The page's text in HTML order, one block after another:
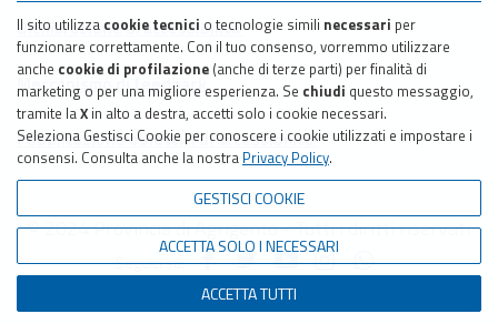
Il sito utilizza cookie tecnici o tecnologie simili necessari per
funzionare correttamente. Con il tuo consenso, vorremmo utilizzare
anche cookie di profilazione (anche di terze parti) per finalità di
marketing o per una migliore esperienza. Se chiudi questo messaggio,
tramite laX in alto a destra, accetti solo i cookie necessari.
Seleziona Gestisci Cookie per conoscere i cookie utilizzati e impostare i
consensi. Consulta anche la nostra Privacy Policy.
GESTISCI COOKIE
ACCETTA SOLO I NECESSARI
ACCETTA TUTTI
Dichiarazione di accessibilita'
Meccanismo di feedback
Pubblicazione obiettivi di accessibilita'
© 2024 Provincia di Agrigento - Tutti i diritti riservati
Seguici su: